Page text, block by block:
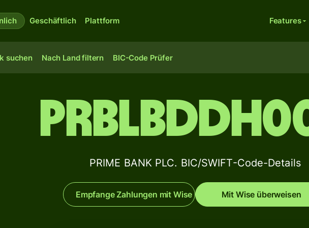
Geschäftlich Plattform Features
suchen Nach Land filtern BIC-Code Prüfer
PRIME BANK PLC. BIC/SWIFT-Code-Details
Empfange Zahlungen mit Wise Mit Wise überweisen